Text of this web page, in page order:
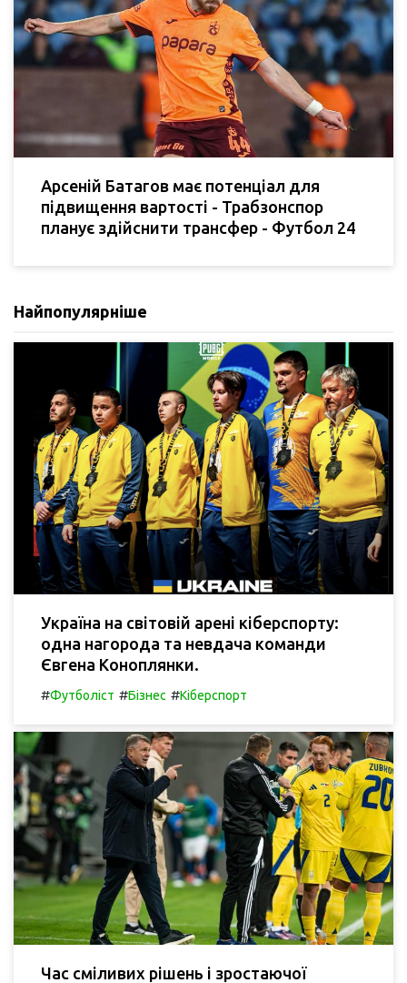
Арсеній Батагов має потенціал для
підвищення вартості - Трабзонспор
планує здійснити трансфер - Футбол 24
Найпопулярніше
Україна на світовій арені кіберспорту:
одна нагорода та невдача команди
Євгена Коноплянки.
#Футболіст #Бізнес #Кіберспорт
Час сміливих рішень і зростаючої